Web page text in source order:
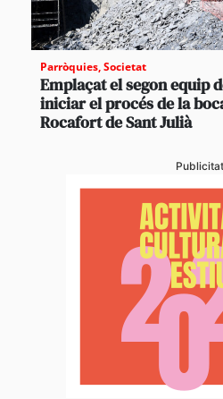
Parròquies,Societat
Emplaçat el segon equip
iniciar el procés de la
Rocafort de Sant Julià
Publicitat